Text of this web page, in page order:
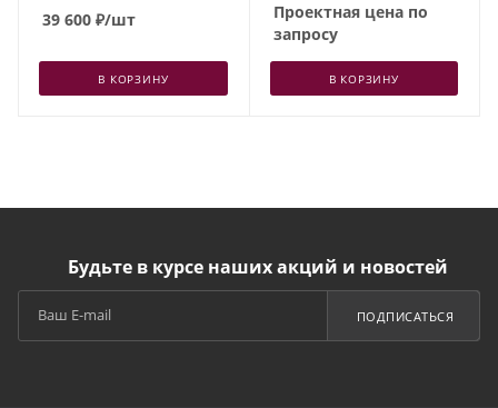
39 600 ₽/шт
В КОРЗИНУ
Проектная цена по
запросу
В КОРЗИНУ
Будьте в курсе наших акций и новостей
ПОДПИСАТЬСЯ